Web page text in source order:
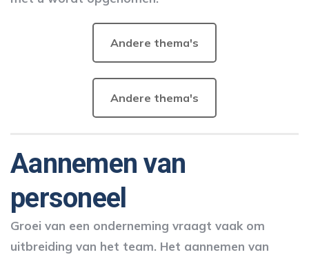
Andere thema's
Andere thema's
Aannemen van
personeel
Groei van een onderneming vraagt vaak om
uitbreiding van het team. Het aannemen van